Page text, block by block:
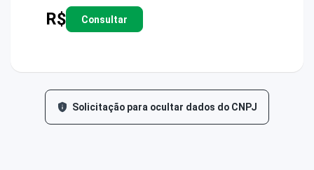
R$ Consultar
Solicitação para ocultar dados do CNPJ